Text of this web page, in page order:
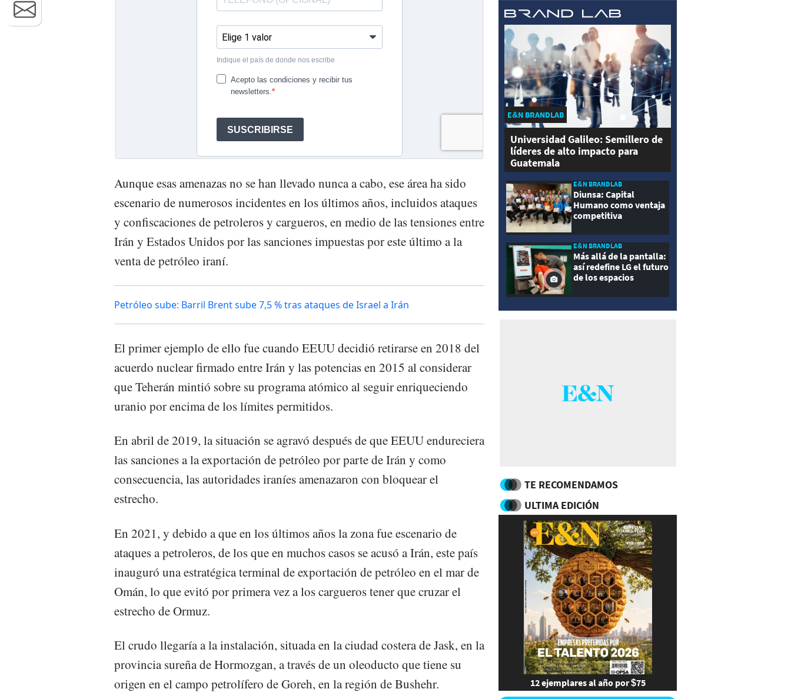
Aunque esas amenazas no se han llevado nunca a cabo, ese área ha sido
escenario de numerosos incidentes en los últimos años, incluidos ataques
y confiscaciones de petroleros y cargueros, en medio de las tensiones entre
Irán y Estados Unidos por las sanciones impuestas por este último a la
venta de petróleo iraní.
Petróleo sube: Barril Brent sube 7,5 % tras ataques de Israel a Irán
El primer ejemplo de ello fue cuando EEUU decidió retirarse en 2018 del
acuerdo nuclear firmado entre Irán y las potencias en 2015 al considerar
que Teherán mintió sobre su programa atómico al seguir enriqueciendo
uranio por encima de los límites permitidos.
En abril de 2019, la situación se agravó después de que EEUU endureciera
las sanciones a la exportación de petróleo por parte de Irán y como
consecuencia, las autoridades iraníes amenazaron con bloquear el
estrecho.
En 2021, y debido a que en los últimos años la zona fue escenario de
ataques a petroleros, de los que en muchos casos se acusó a Irán, este país
inauguró una estratégica terminal de exportación de petróleo en el mar de
Omán, lo que evitó por primera vez a los cargueros tener que cruzar el
estrecho de Ormuz.
El crudo llegaría a la instalación, situada en la ciudad costera de Jask, en la
provincia sureña de Hormozgan, a través de un oleoducto que tiene su
origen en el campo petrolífero de Goreh, en la región de Bushehr.
E&N BRANDLAB
Universidad Galileo: Semillero de
líderes de alto impacto para
Guatemala
E&N BRANDLAB
Diunsa: Capital
Humano como ventaja
competitiva
E&N BRANDLAB
Más allá de la pantalla:
así redefine LG el futuro
de los espacios
TE RECOMENDAMOS
ULTIMA EDICIÓN
12 ejemplares al año por $75